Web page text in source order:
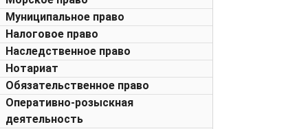
Муниципальное право
Налоговое право
Наследственное право
Нотариат
Обязательственное право
Оперативно-розыскная
деятельность